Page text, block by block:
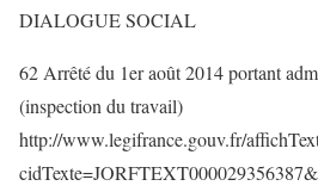
DIALOGUE SOCIAL
62 Arrêté du 1er août 2014 portant
(inspection du travail)
http://www.legifrance.gouv.fr/